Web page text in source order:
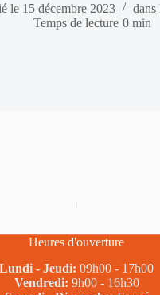
le 15 décembre 2023 dans
Temps de lecture 0 min
Heures d'ouverture
Lundi - Jeudi: 09h00 - 17h00
Vendredi: 9h00 - 16h30